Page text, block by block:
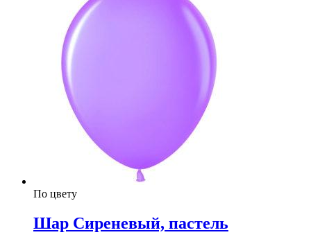
По цвету
Шар Сиреневый, пастель